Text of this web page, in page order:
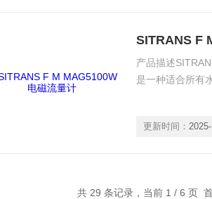
SITRANS F
产品描述
是一种适合所有
更新时间：
共 29 条记录，当前 1 / 6 页